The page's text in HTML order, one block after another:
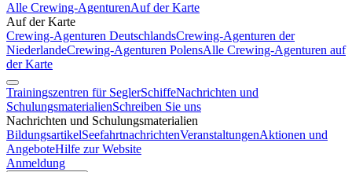
Alle Crewing-AgenturenAuf der Karte
Auf der Karte
Crewing-Agenturen DeutschlandsCrewing-Agenturen der
NiederlandeCrewing-Agenturen PolensAlle Crewing-Agenturen auf
der Karte
Trainingszentren für SeglerSchiffeNachrichten und
SchulungsmaterialienSchreiben Sie uns
Nachrichten und Schulungsmaterialien
BildungsartikelSeefahrtnachrichtenVeranstaltungenAktionen und
AngeboteHilfe zur Website
Anmeldung